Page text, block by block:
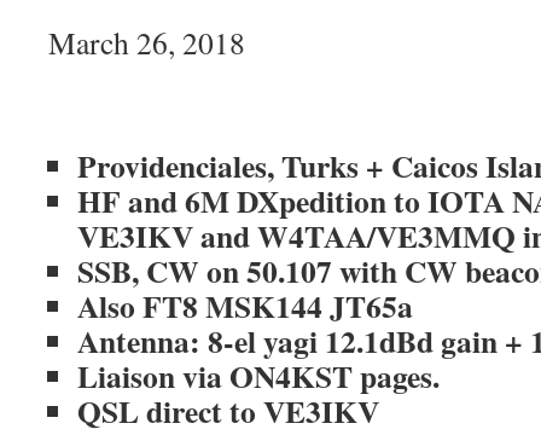
March 26, 2018
Providenciales, Turks + Caicos
HF and 6M DXpedition to IOTA
VE3IKV and W4TAA/VE3MMQ
SSB, CW on 50.107 with CW
Also FT8 MSK144 JT65a
Antenna: 8-el yagi 12.1dBd gain +
Liaison via ON4KST pages.
QSL direct to VE3IKV